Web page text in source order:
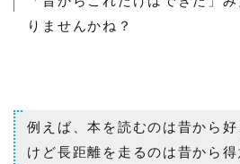
りませんかね？
例えば、本を読むのは昔から
けど長距離を走るのは昔から得